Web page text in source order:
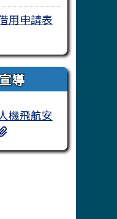
用申請表
設備借用申請表.pdf
導
機飛航安
航空局無人機飛航安